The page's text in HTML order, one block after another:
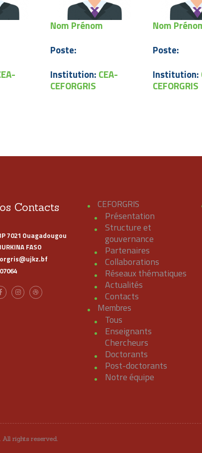
REQUÊTES
Nom Prénom
Poste:
Institution: CEA-
CEFORGRIS
Nom
Poste:
Institution:
CEFORGRIS
Contacts
7021 Ouagadougou
FASO
CEFORGRIS
Présentation
Structure et
gouvernance
Partenaires
Collaborations
Réseaux thématiques
Actualités
Contacts
Membres
Tous
Enseignants
Chercheurs
Doctorants
Post-doctorants
Notre équipe
rights reserved.